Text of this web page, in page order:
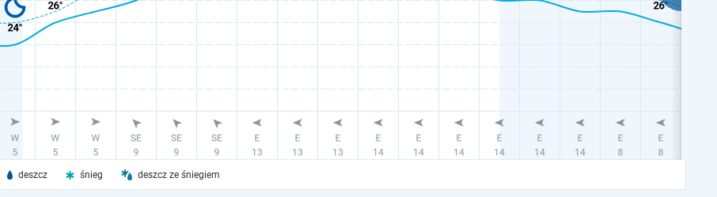
deszcz śnieg deszcz ze śniegiem